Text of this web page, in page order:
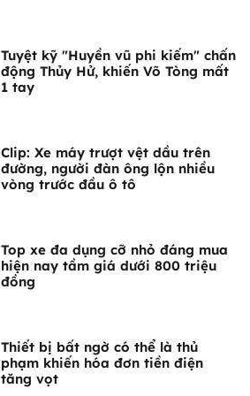
Tuyệt kỹ "Huyền vũ phi kiếm" chấn
động Thủy Hử, khiến Võ Tòng mất
1 tay
Clip: Xe máy trượt vệt dầu trên
đường, người đàn ông lộn nhiều
vòng trước đầu ô tô
Top xe đa dụng cỡ nhỏ đáng mua
hiện nay tầm giá dưới 800 triệu
đồng
Thiết bị bất ngờ có thể là thủ
phạm khiến hóa đơn tiền điện
tăng vọt